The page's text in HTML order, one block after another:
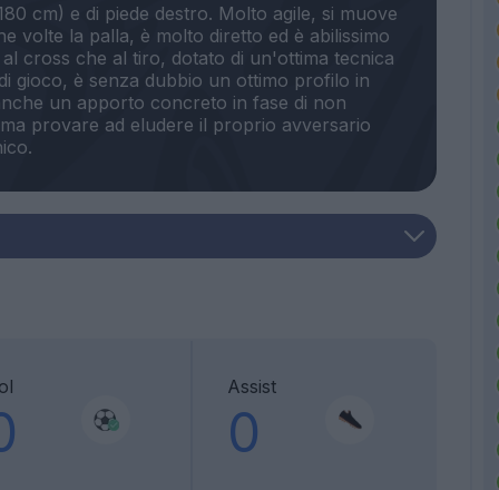
cm) e di piede destro. Molto agile, si muove
volte la palla, è molto diretto ed è abilissimo
cross che al tiro, dotato di un'ottima tecnica
gioco, è senza dubbio un ottimo profilo in
un apporto concreto in fase di non
provare ad eludere il proprio avversario
Assist
0